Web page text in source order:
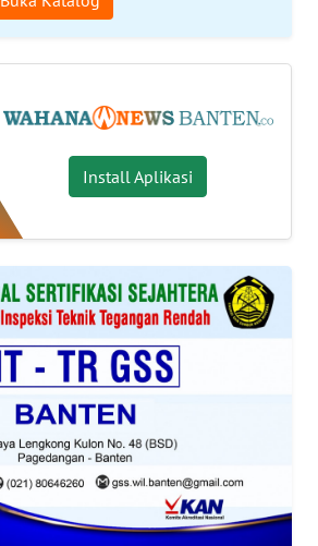
Install Aplikasi